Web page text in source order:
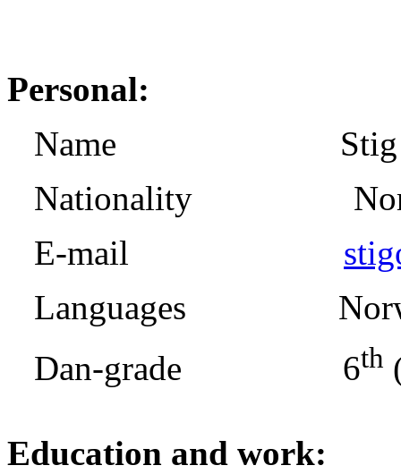
Personal:
Name Stig
Nationality
E-mail
Languages
Dan-grade 6th
Education and work: